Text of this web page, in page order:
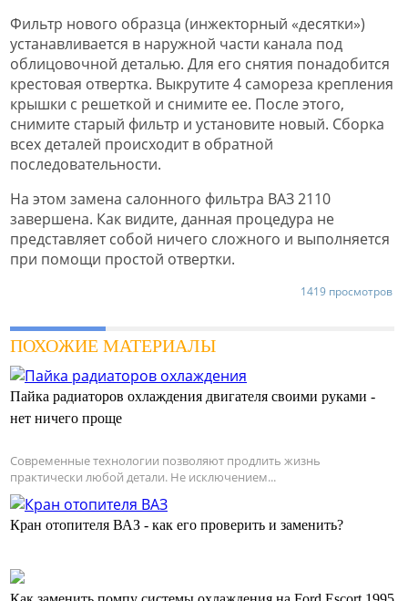
Фильтр нового образца (инжекторный «десятки»)
устанавливается в наружной части канала под
облицовочной деталью. Для его снятия понадобится
крестовая отвертка. Выкрутите 4 самореза крепления
крышки с решеткой и снимите ее. После этого,
снимите старый фильтр и установите новый. Сборка
всех деталей происходит в обратной
последовательности.
На этом замена салонного фильтра ВАЗ 2110
завершена. Как видите, данная процедура не
представляет собой ничего сложного и выполняется
при помощи простой отвертки.
1419 просмотров
ПОХОЖИЕ МАТЕРИАЛЫ
Пайка радиаторов охлаждения двигателя своими руками -
нет ничего проще
Современные технологии позволяют продлить жизнь
практически любой детали. Не исключением...
Кран отопителя ВАЗ - как его проверить и заменить?